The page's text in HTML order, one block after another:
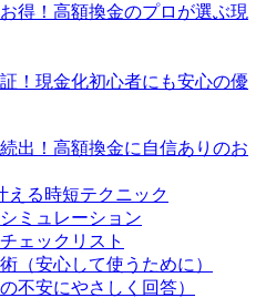
得！高額換金のプロが選ぶ現
！現金化初心者にも安心の優
出！高額換金に自信ありのお
える時短テクニック
ミュレーション
ェックリスト
（安心して使うために）
不安にやさしく回答）